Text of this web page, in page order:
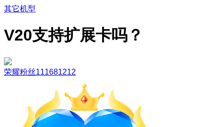
其它机型
V20支持扩展卡吗？
荣耀粉丝111681212